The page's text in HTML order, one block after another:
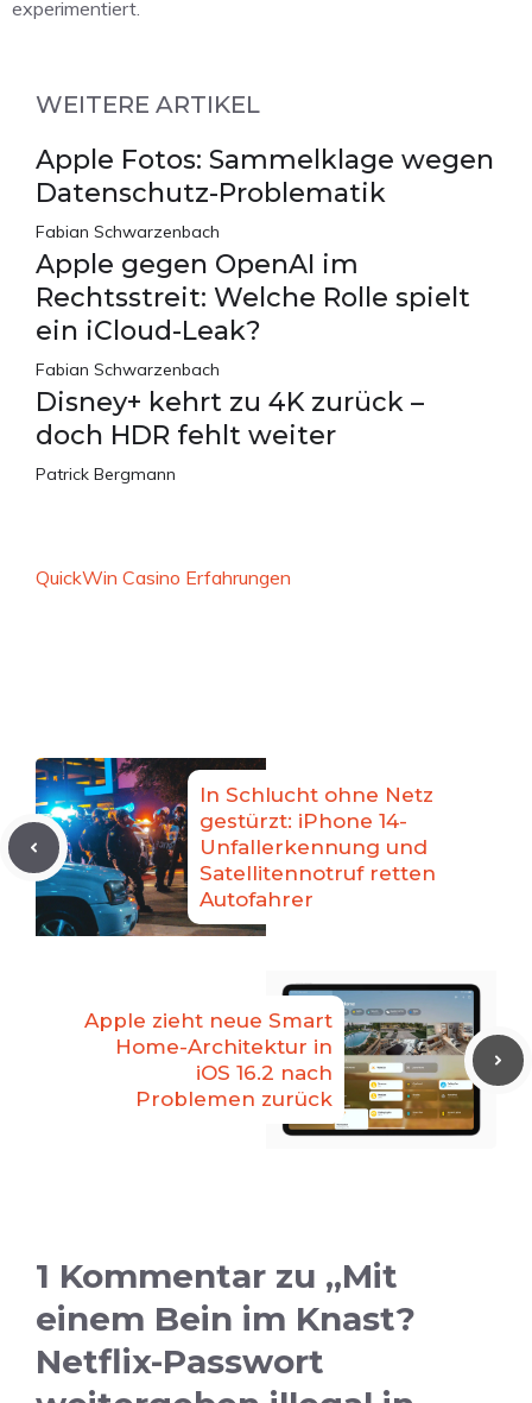
experimentiert.
WEITERE ARTIKEL
Apple Fotos: Sammelklage wegen
Datenschutz-Problematik
Fabian Schwarzenbach
Apple gegen OpenAI im
Rechtsstreit: Welche Rolle spielt
ein iCloud-Leak?
Fabian Schwarzenbach
Disney+ kehrt zu 4K zurück –
doch HDR fehlt weiter
Patrick Bergmann
QuickWin Casino Erfahrungen
In Schlucht ohne Netz
gestürzt: iPhone 14-
Unfallerkennung und
Satellitennotruf retten
Autofahrer
Apple zieht neue Smart
Home-Architektur in
iOS 16.2 nach
Problemen zurück
1 Kommentar zu „Mit
einem Bein im Knast?
Netflix-Passwort